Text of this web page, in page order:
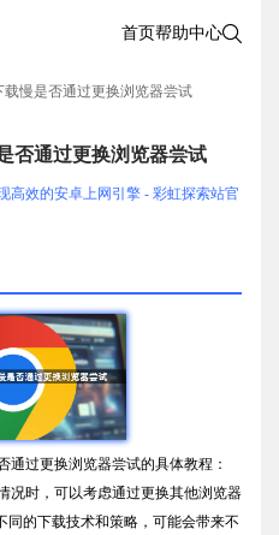
首页帮助中心
载慢是否通过更换浏览器尝试
否通过更换浏览器尝试
高效的安卓上网引擎 - 彩虹探索站官
通过更换浏览器尝试的具体教程：
况时，可以考虑通过更换其他浏览器
的下载技术和策略，可能会带来不